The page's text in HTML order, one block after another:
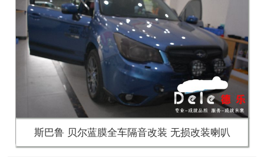
斯巴鲁 贝尔蓝膜全车隔音改装 无损改装喇叭